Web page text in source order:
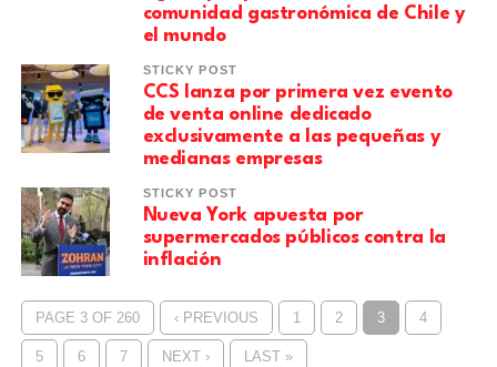
comunidad gastronómica de Chile y
el mundo
STICKY POST
CCS lanza por primera vez evento
de venta online dedicado
exclusivamente a las pequeñas y
medianas empresas
STICKY POST
Nueva York apuesta por
supermercados públicos contra la
inflación
PAGE 3 OF 260 ‹ PREVIOUS 1 2 3 4
5 6 7 NEXT › LAST »